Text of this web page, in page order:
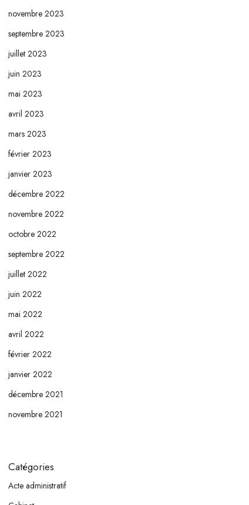
novembre 2023
septembre 2023
juillet 2023
juin 2023
mai 2023
avril 2023
mars 2023
février 2023
janvier 2023
décembre 2022
novembre 2022
octobre 2022
septembre 2022
juillet 2022
juin 2022
mai 2022
avril 2022
février 2022
janvier 2022
décembre 2021
novembre 2021
Catégories
Acte administratif